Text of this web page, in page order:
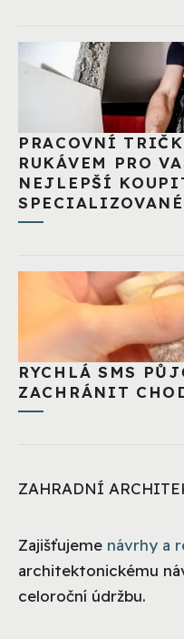
PRACOVNÍ
RUKÁVEM PRO
NEJLEPŠÍ
RYCHLÁ SMS
ZACHRÁNIT
ZAHRADNÍ
Zajišťujeme návrhy a
architektonickému
celoroční údržbu.